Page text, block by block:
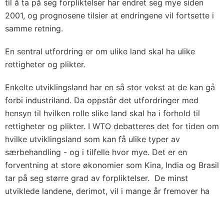
til å ta på seg forpliktelser har endret seg mye siden
2001, og prognosene tilsier at endringene vil fortsette i
samme retning.
En sentral utfordring er om ulike land skal ha ulike
rettigheter og plikter.
Enkelte utviklingsland har en så stor vekst at de kan gå
forbi industriland. Da oppstår det utfordringer med
hensyn til hvilken rolle slike land skal ha i forhold til
rettigheter og plikter. I WTO debatteres det for tiden om
hvilke utviklingsland som kan få ulike typer av
særbehandling - og i tilfelle hvor mye. Det er en
forventning at store økonomier som Kina, India og Brasil
tar på seg større grad av forpliktelser. De minst
utviklede landene, derimot, vil i mange år fremover ha